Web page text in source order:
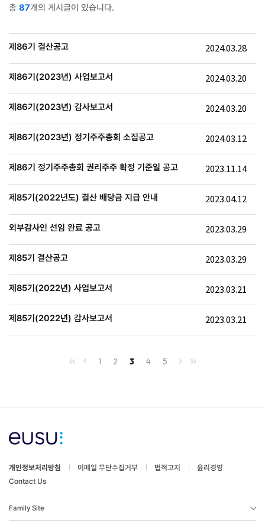
총 87개의 게시글이 있습니다.
제86기 결산공고 2024.03.28
제86기(2023년) 사업보고서 2024.03.20
제86기(2023년) 감사보고서 2024.03.20
제86기(2023년) 정기주주총회 소집공고 2024.03.12
제86기 정기주주총회 권리주주 확정 기준일 공고 2023.11.14
제85기(2022년도) 결산 배당금 지급 안내 2023.04.12
외부감사인 선임 완료 공고 2023.03.29
제85기 결산공고 2023.03.29
제85기(2022년) 사업보고서 2023.03.21
제85기(2022년) 감사보고서 2023.03.21
1 2 3 4 5
개인정보처리방침 이메일 무단수집거부 법적고지
윤리경영
Contact Us